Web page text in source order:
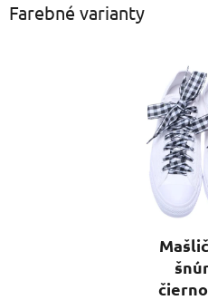
Farebné varianty